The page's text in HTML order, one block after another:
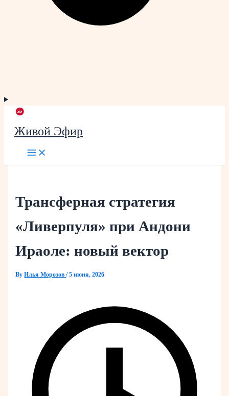
Живой Эфир
Трансферная стратегия
«Ливерпуля» при Андони
Ираоле: новый вектор
ByИлья Морозов/5 июня, 2026